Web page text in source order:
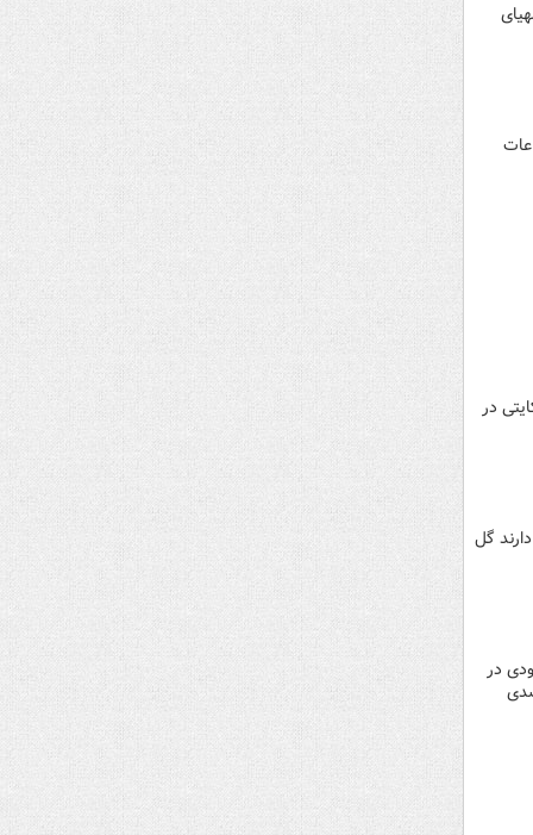
در
گل
در
۲۰۰ کالای این صنف شاهد رشد ۲۰ تا ۲۵ درصدی